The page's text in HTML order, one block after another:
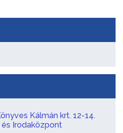
Kálmán krt. 12-14.
Irodaközpont